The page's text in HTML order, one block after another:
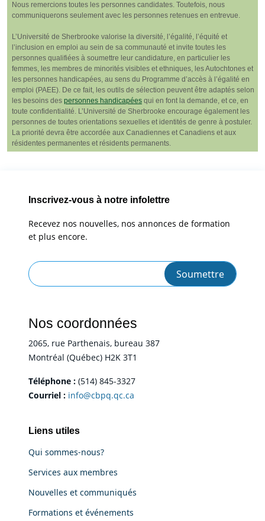
Nous remercions toutes les personnes candidates. Toutefois, nous
communiquerons seulement avec les personnes retenues en entrevue.
L’Université de Sherbrooke valorise la diversité, l’égalité, l’équité et
l’inclusion en emploi au sein de sa communauté et invite toutes les
personnes qualifiées à soumettre leur candidature, en particulier les
femmes, les membres de minorités visibles et ethniques, les Autochtones et
les personnes handicapées, au sens du Programme d’accès à l’égalité en
emploi (PAEE). De ce fait, les outils de sélection peuvent être adaptés selon
les besoins des personnes handicapées qui en font la demande, et ce, en
toute confidentialité. L’Université de Sherbrooke encourage également les
personnes de toutes orientations sexuelles et identités de genre à postuler.
La priorité devra être accordée aux Canadiennes et Canadiens et aux
résidentes permanentes et résidents permanents.
Inscrivez-vous à notre infolettre
Recevez nos nouvelles, nos annonces de formation
et plus encore.
Nos coordonnées
2065, rue Parthenais, bureau 387
Montréal (Québec) H2K 3T1
Téléphone : (514) 845-3327
Courriel : info@cbpq.qc.ca
Liens utiles
Qui sommes-nous?
Services aux membres
Nouvelles et communiqués
Formations et événements